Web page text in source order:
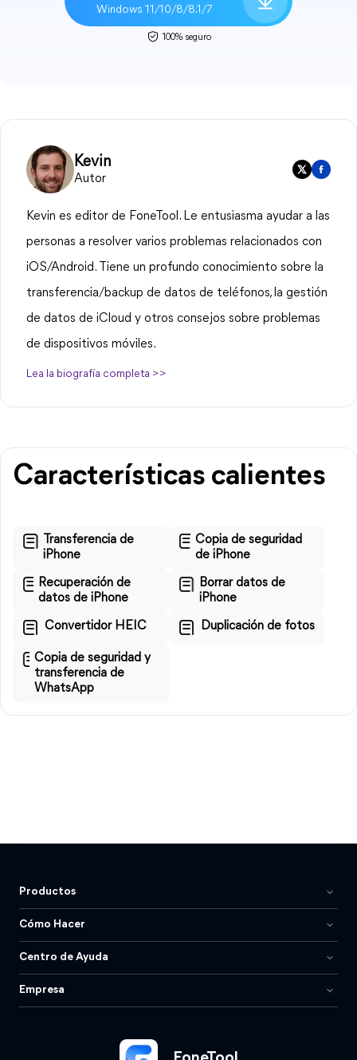
Windows 11/10/8/8.1/7
100% seguro
Kevin
Autor
Kevin es editor de FoneTool. Le entusiasma ayudar a las
personas a resolver varios problemas relacionados con
iOS/Android. Tiene un profundo conocimiento sobre la
transferencia/backup de datos de teléfonos, la gestión
de datos de iCloud y otros consejos sobre problemas
de dispositivos móviles.
Lea la biografía completa >>
Características calientes
Transferencia de
iPhone
Copia de seguridad
de iPhone
Recuperación de
datos de iPhone
Borrar datos de
iPhone
Convertidor HEIC Duplicación de fotos
Copia de seguridad y
transferencia de
WhatsApp
Productos
Cómo Hacer
Centro de Ayuda
Empresa